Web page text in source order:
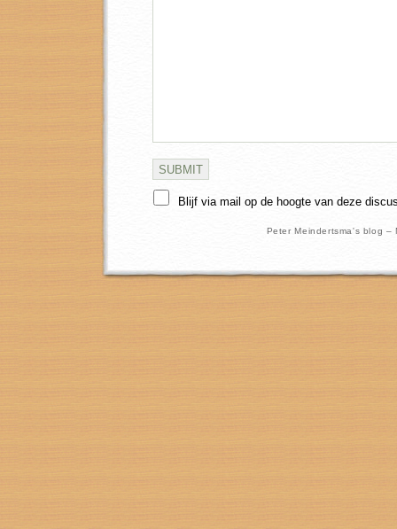
Blijf via mail op de hoogte van deze
Peter Meindertsma's blog